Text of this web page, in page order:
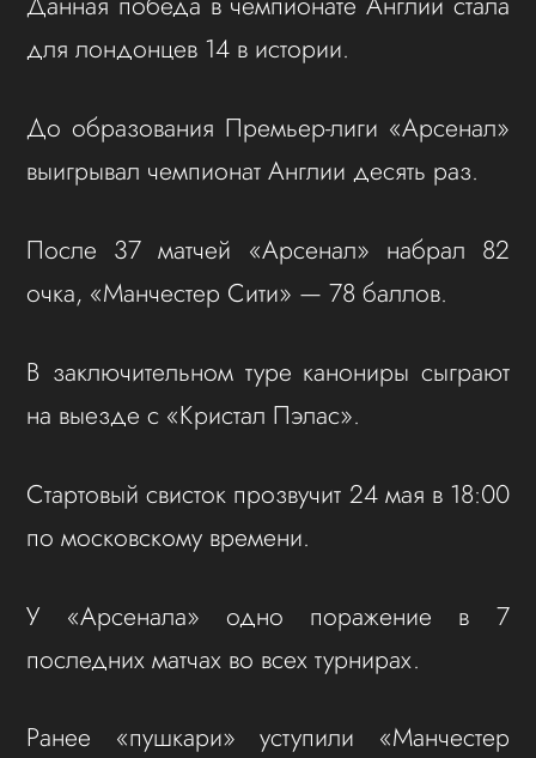
для лондонцев 14 в истории.
До образования Премьер-лиги «Арсенал»
выигрывал чемпионат Англии десять раз.
После 37 матчей «Арсенал» набрал 82
очка, «Манчестер Сити» — 78 баллов.
В заключительном туре канониры сыграют
на выезде с «Кристал Пэлас».
Стартовый свисток прозвучит 24 мая в 18:00
по московскому времени.
У «Арсенала» одно поражение в 7
последних матчах во всех турнирах.
Ранее «пушкари» уступили «Манчестер